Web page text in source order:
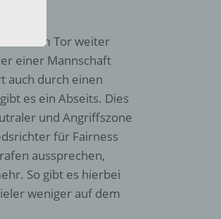
dem Tor weiter
einer Mannschaft
auch durch einen
es ein Abseits. Dies
und Angriffszone
für Fairness
aussprechen,
So gibt es hierbei
weniger auf dem